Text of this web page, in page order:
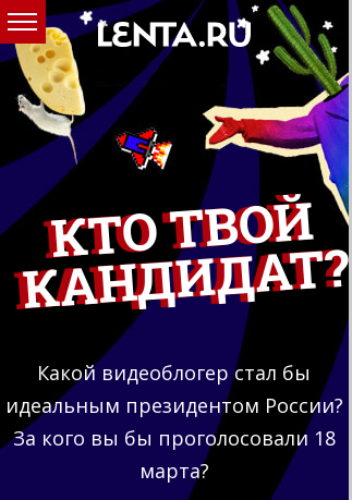
К
Т
О
Т
В
О
Й
К
А
Н
Д
И
Д
А
Т?
Какой видеоблогер стал бы
идеальным президентом России?
За кого вы бы проголосовали 18
марта?